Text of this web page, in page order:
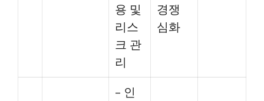
용 및
리스
크 관
리
경쟁
심화
– 인